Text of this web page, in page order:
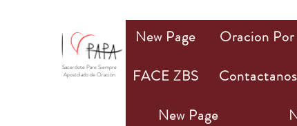
New Page Oracion
FACE ZBS
Contactanos
New Page
Sacerdote Pare Siempre
Apostolado de Oración